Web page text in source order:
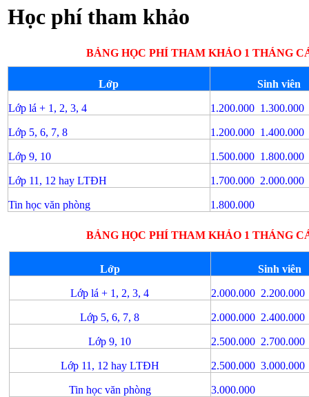
Học phí tham khảo
BẢNG HỌC PHÍ THAM KHẢO 1 THÁNG
Lớp Sinh viên
Lớp lá + 1, 2, 3, 4 1.200.000 1.300.000
Lớp 5, 6, 7, 8 1.200.000 1.400.000
Lớp 9, 10 1.500.000 1.800.000
Lớp 11, 12 hay LTĐH 1.700.000 2.000.000
Tin học văn phòng 1.800.000
BẢNG HỌC PHÍ THAM KHẢO 1 THÁNG
Lớp Sinh viên
Lớp lá + 1, 2, 3, 4 2.000.000 2.200.000
Lớp 5, 6, 7, 8 2.000.000 2.400.000
Lớp 9, 10 2.500.000 2.700.000
Lớp 11, 12 hay LTĐH 2.500.000 3.000.000
Tin học văn phòng 3.000.000